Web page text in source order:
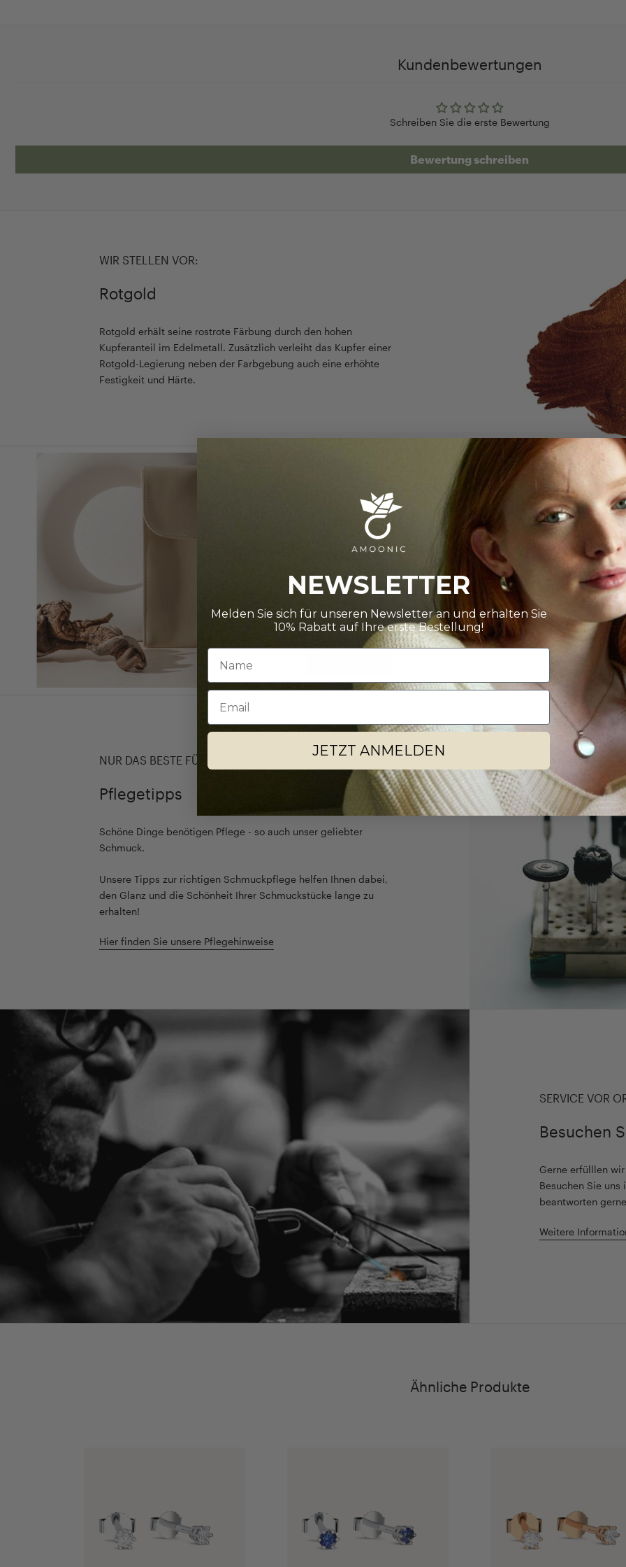
Kundenbewertungen
Schreiben Sie die erste Bewertung
Bewertung schreiben
WIR STELLEN VOR:
Rotgold
Rotgold erhält seine rostrote Färbung durch den hohen
Kupferanteil im Edelmetall. Zusätzlich verleiht das Kupfer einer
Rotgold-Legierung neben der Farbgebung auch eine erhöhte
Festigkeit und Härte.
EIN
Verpackung
Ein edles
Wir legen viel
Verpackung, die
Besonderem
Zu unserer
NUR DAS BESTE FÜR IHREN SCHMUCK
Pflegetipps
Schöne Dinge benötigen Pflege - so auch unser geliebter
Schmuck.
Unsere Tipps zur richtigen Schmuckpflege helfen Ihnen dabei,
den Glanz und die Schönheit Ihrer Schmuckstücke lange zu
erhalten!
Hier finden Sie unsere Pflegehinweise
SERVICE VOR
Besuchen
Gerne erfülllen
Besuchen Sie uns
beantworten
Weitere
Ähnliche Produkte
NEWSLETTER
Melden Sie sich für unseren Newsletter an und erhalten Sie
10% Rabatt auf Ihre erste Bestellung!
Email
JETZT ANMELDEN